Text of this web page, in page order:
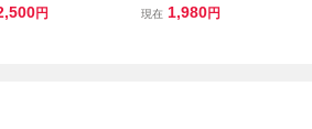
よぷよ 箱説
円
3色対応) 箱説明書付属 D
現在 1,980円